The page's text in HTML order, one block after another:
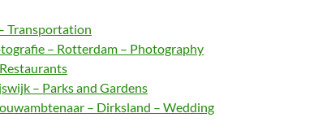
Transportation
– Rotterdam – Photography
– Parks and Gardens
– Dirksland – Wedding